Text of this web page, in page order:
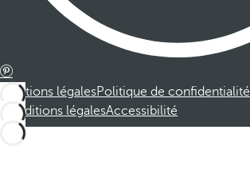
Mentions légalesPolitique de confidentialité
Conditions légalesAccessibilité